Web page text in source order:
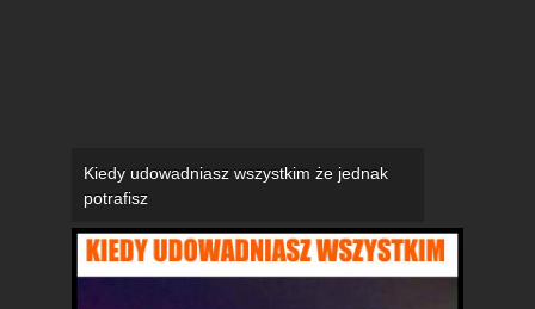
Kiedy udowadniasz wszystkim że jednak
potrafisz